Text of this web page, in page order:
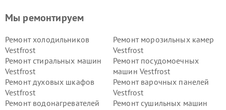
Мы ремонтируем
Ремонт холодильников
Vestfrost
Ремонт морозильных камер
Vestfrost
Ремонт стиральных машин
Vestfrost
Ремонт посудомоечных
машин Vestfrost
Ремонт духовых шкафов
Vestfrost
Ремонт варочных панелей
Vestfrost
Ремонт водонагревателей
Ремонт сушильных машин